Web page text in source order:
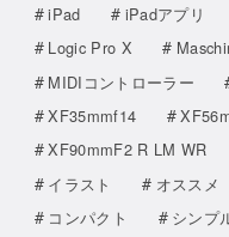
iPad
iPadアプリ
Logic Pro X
MIDIコントローラー
XF35mmf14
XF90mmF2 R LM WR
イラスト
オススメ
コンパクト
シンプ